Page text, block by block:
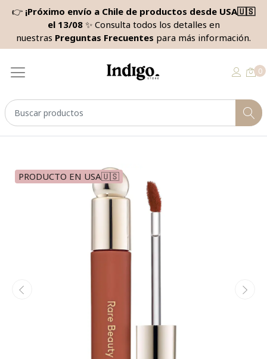
👉 ¡Próximo envío a Chile de productos desde USA🇺🇸
el 13/08✨ Consulta todos los detalles en
nuestras Preguntas Frecuentes para más información.
0
PRODUCTO EN USA🇺🇸